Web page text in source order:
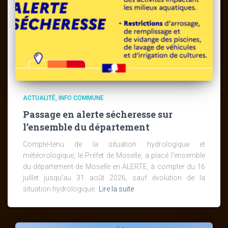
ACTUALITÉ INFO COMMUNE
Passage en alerte sécheresse sur
l’ensemble du département
Compte-tenu de la situation hydrologique et
météorologique, le Préfet de Moselle, a placé l’ensemble
du département de Moselle en ALERTE, à compter du 16
juillet jusqu’au 31 août 2026, sauf évolution de la
situation hydrologique. Lire la suite